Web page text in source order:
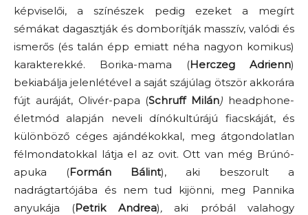
képviselői, a színészek pedig ezeket a megírt
sémákat dagasztják és domborítják masszív, valódi és
ismerős (és talán épp emiatt néha nagyon komikus)
karakterekké. Borika-mama (Herczeg Adrienn)
bekiabálja jelenlétével a saját szájúlag ötször akkorára
fújt auráját, Olivér-papa (Schruff Milán) headphone-
életmód alapján neveli dínókultúrájú fiacskáját, és
különböző céges ajándékokkal, meg átgondolatlan
félmondatokkal látja el az ovit. Ott van még Brúnó-
apuka (Formán Bálint), aki beszorult a
nadrágtartójába és nem tud kijönni, meg Pannika
anyukája (Petrik Andrea),aki próbál valahogy